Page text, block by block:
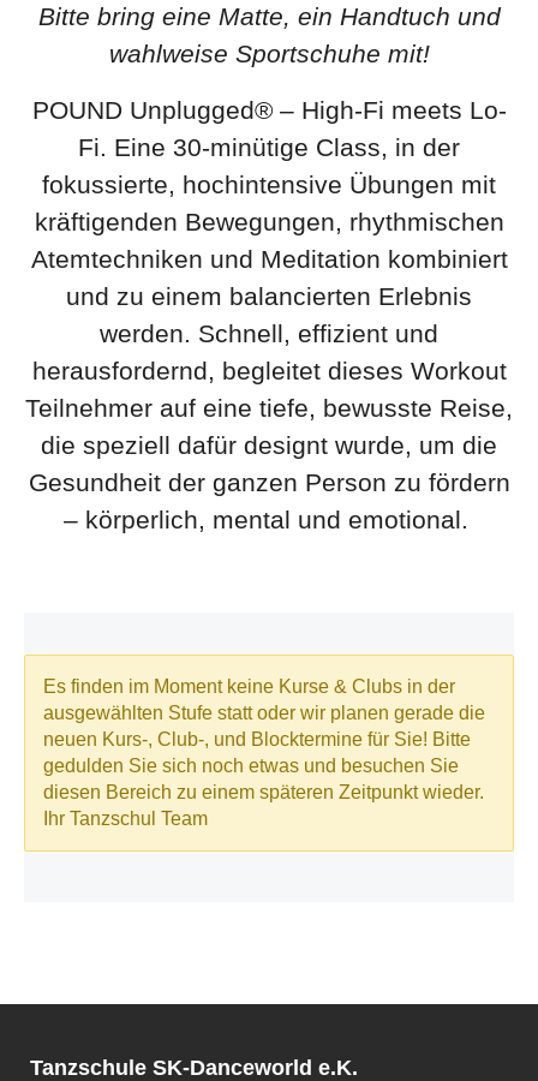
Bitte bring eine Matte, ein Handtuch und
wahlweise Sportschuhe mit!
POUND Unplugged® – High-Fi meets Lo-
Fi. Eine 30-minütige Class, in der
fokussierte, hochintensive Übungen mit
kräftigenden Bewegungen, rhythmischen
Atemtechniken und Meditation kombiniert
und zu einem balancierten Erlebnis
werden. Schnell, effizient und
herausfordernd, begleitet dieses Workout
Teilnehmer auf eine tiefe, bewusste Reise,
die speziell dafür designt wurde, um die
Gesundheit der ganzen Person zu fördern
– körperlich, mental und emotional.
Tanzschule SK-Danceworld e.K.